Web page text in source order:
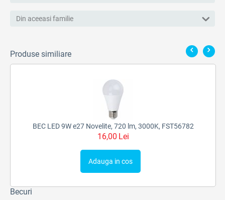
Din aceeasi familie
Produse similiare
BEC LED 9W e27 Novelite, 720 lm, 3000K, FST56782
16,00 Lei
Adauga in cos
Becuri